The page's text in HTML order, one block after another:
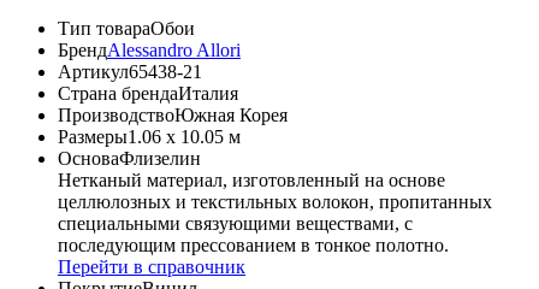
Тип товараОбои
БрендAlessandro Allori
Артикул65438-21
Страна брендаИталия
ПроизводствоЮжная Корея
Размеры1.06 x 10.05 м
ОсноваФлизелин
Нетканый материал, изготовленный на основе
целлюлозных и текстильных волокон, пропитанных
специальными связующими веществами, с
последующим прессованием в тонкое полотно.
Перейти в справочник